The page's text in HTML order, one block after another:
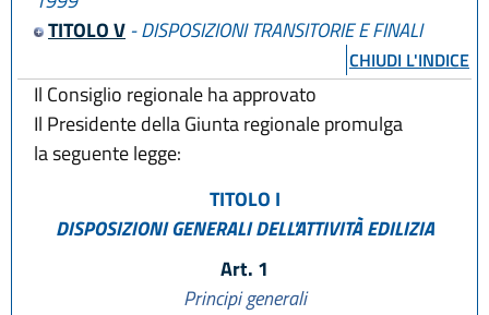
TITOLO V- DISPOSIZIONI TRANSITORIE E FINALI
CHIUDI L'INDICE
Il Consiglio regionale ha approvato
Il Presidente della Giunta regionale promulga
la seguente legge:
TITOLO I
DISPOSIZIONI GENERALI DELL'ATTIVITÀ EDILIZIA
Art. 1
Principi generali